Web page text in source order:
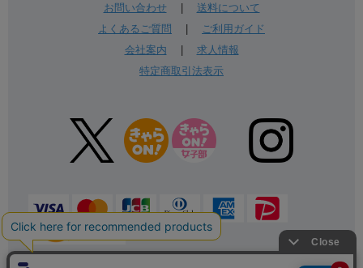
お問い合わせ| 送料について
よくあるご質問
ご利用ガイド
会社案内
求人情報
特定商取引法表示